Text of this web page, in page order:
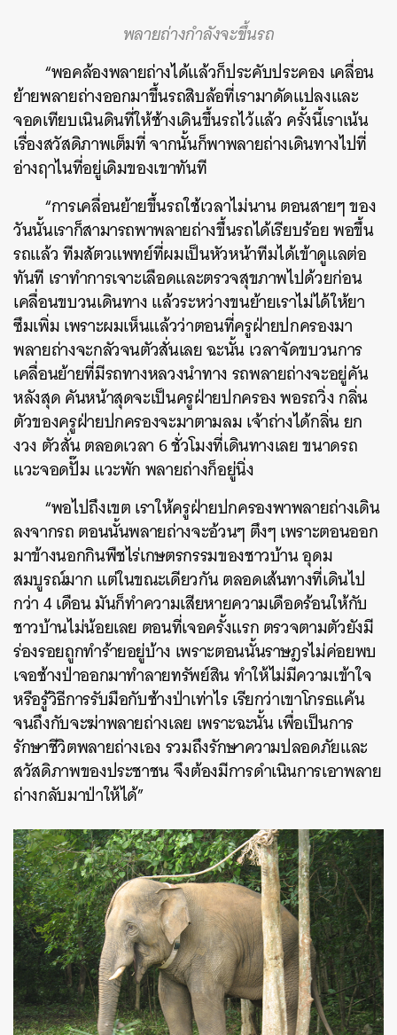
พลายถ่างกำลังจะขึ้นรถ
“พอคล้องพลายถ่างได้แล้วก็ประคับประคอง เคลื่อน
ย้ายพลายถ่างออกมาขึ้นรถสิบล้อที่เรามาดัดแปลงและ
จอดเทียบเนินดินที่ให้ช้างเดินขึ้นรถไว้แล้ว ครั้งนี้เราเน้น
เรื่องสวัสดิภาพเต็มที่ จากนั้นก็พาพลายถ่างเดินทางไปที่
อ่างฤาไนที่อยู่เดิมของเขาทันที
“การเคลื่อนย้ายขึ้นรถใช้เวลาไม่นาน ตอนสายๆ ของ
วันนั้นเราก็สามารถพาพลายถ่างขึ้นรถได้เรียบร้อย พอขึ้น
รถแล้ว ทีมสัตวแพทย์ที่ผมเป็นหัวหน้าทีมได้เข้าดูแลต่อ
ทันที เราทำการเจาะเลือดและตรวจสุขภาพไปด้วยก่อน
เคลื่อนขบวนเดินทาง แล้วระหว่างขนย้ายเราไม่ได้ให้ยา
ซึมเพิ่ม เพราะผมเห็นแล้วว่าตอนที่ครูฝ่ายปกครองมา
พลายถ่างจะกลัวจนตัวสั่นเลย ฉะนั้น เวลาจัดขบวนการ
เคลื่อนย้ายที่มีรถทางหลวงนำทาง รถพลายถ่างจะอยู่คัน
หลังสุด คันหน้าสุดจะเป็นครูฝ่ายปกครอง พอรถวิ่ง กลิ่น
ตัวของครูฝ่ายปกครองจะมาตามลม เจ้าถ่างได้กลิ่น ยก
งวง ตัวสั่น ตลอดเวลา 6 ชั่วโมงที่เดินทางเลย ขนาดรถ
แวะจอดปั๊ม แวะพัก พลายถ่างก็อยู่นิ่ง
“พอไปถึงเขต เราให้ครูฝ่ายปกครองพาพลายถ่างเดิน
ลงจากรถ ตอนนั้นพลายถ่างจะอ้วนๆ ตึงๆ เพราะตอนออก
มาข้างนอกกินพืชไร่เกษตรกรรมของชาวบ้าน อุดม
สมบูรณ์มาก แต่ในขณะเดียวกัน ตลอดเส้นทางที่เดินไป
กว่า 4 เดือน มันก็ทำความเสียหายความเดือดร้อนให้กับ
ชาวบ้านไม่น้อยเลย ตอนที่เจอครั้งแรก ตรวจตามตัวยังมี
ร่องรอยถูกทำร้ายอยู่บ้าง เพราะตอนนั้นราษฎรไม่ค่อยพบ
เจอช้างป่าออกมาทำลายทรัพย์สิน ทำให้ไม่มีความเข้าใจ
หรือรู้วิธีการรับมือกับช้างป่าเท่าไร เรียกว่าเขาโกรธแค้น
จนถึงกับจะฆ่าพลายถ่างเลย เพราะฉะนั้น เพื่อเป็นการ
รักษาชีวิตพลายถ่างเอง รวมถึงรักษาความปลอดภัยและ
สวัสดิภาพของประชาชน จึงต้องมีการดำเนินการเอาพลาย
ถ่างกลับมาป่าให้ได้”
SHARE TWEET LINE EMAIL